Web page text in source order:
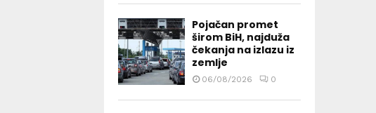
Pojačan promet
širom BiH, najduža
čekanja na izlazu iz
zemlje
06/08/2026 0